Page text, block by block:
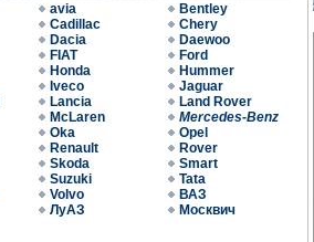
avia
Bentley
Cadillac
Chery
Dacia
Daewoo
FIAT
Ford
Honda
Hummer
Iveco
Jaguar
Lancia
Land Rover
McLaren
Mercedes-Benz
Oka
Opel
Renault
Rover
Skoda
Smart
Suzuki
Tata
Volvo
ВАЗ
ЛуАЗ
Москвич